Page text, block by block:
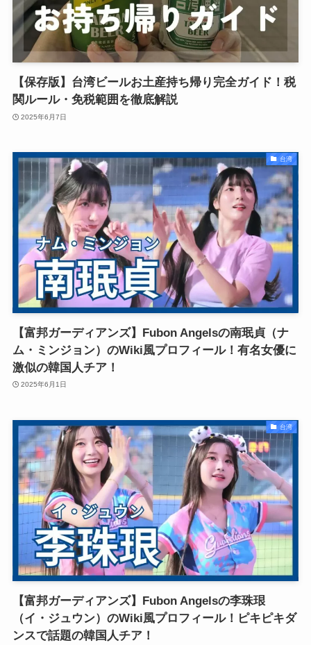
【保存版】台湾ビールお土産持ち帰り完全ガイド！税
関ルール・免税範囲を徹底解説
2025年6月7日
台湾
【富邦ガーディアンズ】Fubon Angelsの南珉貞（ナ
ム・ミンジョン）のWiki風プロフィール！有名女優に
激似の韓国人チア！
2025年6月1日
台湾
【富邦ガーディアンズ】Fubon Angelsの李珠珢
（イ・ジュウン）のWiki風プロフィール！ピキピキダ
ンスで話題の韓国人チア！